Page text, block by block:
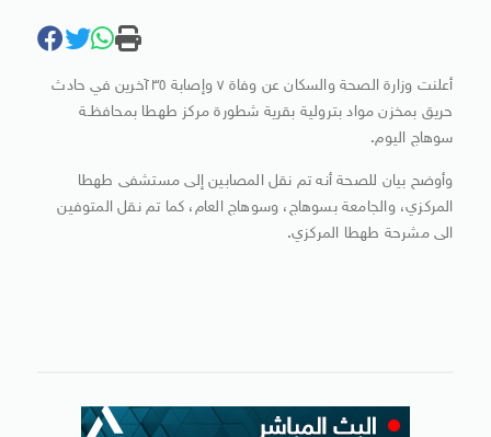
أعلنت وزارة الصحة والسكان عن وفاة ٧ وإصابة ٣٥ آخرين في حادث
حريق بمخزن مواد بترولية بقرية شطورة مركز طهطا بمحافظـة
سوهاج اليوم.
وأوضح بيان للصحة أنه تم نقل المصابين إلى مستشفى طهطا
المركزي، والجامعة بسوهاج، وسوهاج العام، كما تم نقل المتوفين
الى مشرحة طهطا المركزي.